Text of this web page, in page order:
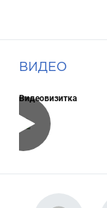
ВИДЕО
Видеовизитка